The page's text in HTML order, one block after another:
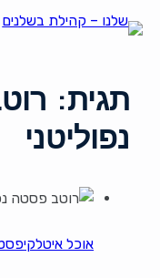
תגית:
נפוליטני
אוכל איטלקי